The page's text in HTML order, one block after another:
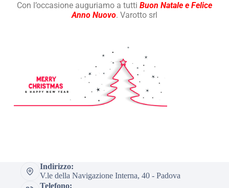
Con l’occasione auguriamo a tutti Buon Natale e Felice
Anno Nuovo. Varotto srl
Indirizzo:
V.le della Navigazione Interna, 40 - Padova
Telefono: